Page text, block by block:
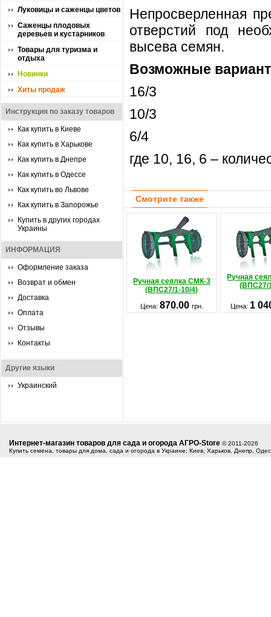
Луковицы и саженцы цветов
Саженцы плодовых
деревьев и кустарников
Товары для туризма и
отдыха
Новинки
Хиты продаж
Инструкция по заказу товаров
Как купить в Киеве
Как купить в Харькове
Как купить в Днепре
Как купить в Одессе
Как купить во Львове
Как купить в Запорожье
Купить в других городах
Украины
ИНФОРМАЦИЯ
Оформление заказа
Возврат и обмен
Доставка
Оплата
Отзывы
Контакты
Другие языки
Украинский
Непросверленная
отверстий под
высева семян.
Возможные
16/3
10/3
6/4
где 10, 16, 6 –
Смотрите также
Ручная сеялка СМК-3
(ВПС27/1-10/4)
Ручная
(ВПС27/
Цена: 870.00 грн. Цена: 1
Интернет-магазин товаров для сада и огорода АГРО-Store © 2011-2026
Купить семена, товары для дома, сада и огорода в Украине: Киев, Харьков, Днепр,